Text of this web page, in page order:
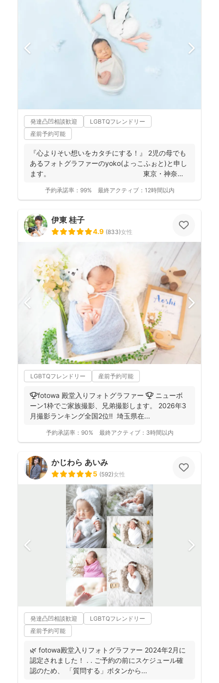
発達凸凹相談歓迎
LGBTQフレンドリー
産前予約可能
『心よりそい想いをカタチにする！』 2児の母でも
あるフォトグラファーのyoko(よっこふぉと)と申し
ます。 東京・神奈
予約承諾率： 99% 最終アクティブ： 12時間以内
伊東 桂子
4.9 (833)女性
LGBTQフレンドリー 産前予約可能
🏆fotowa 殿堂入りフォトグラファー 🏆 ニューボ
ーン1枠でご家族撮影、兄弟撮影します。 2026年3
月撮影ランキング全国2位‼️ 埼玉県在...
予約承諾率： 90% 最終アクティブ： 3時間以内
かじわら あいみ
5 (592)女性
発達凸凹相談歓迎
LGBTQフレンドリー
産前予約可能
🌿 fotowa殿堂入りフォトグラファー 2024年2月に
認定されました！ . . ご予約の前にスケジュール確
認のため、 「質問する」ボタンから...